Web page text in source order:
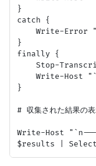
}
catch {
Write-Error "
}
finally {
Stop-
Write-Host
}
# 収集された結果の
Write-Host "`n---